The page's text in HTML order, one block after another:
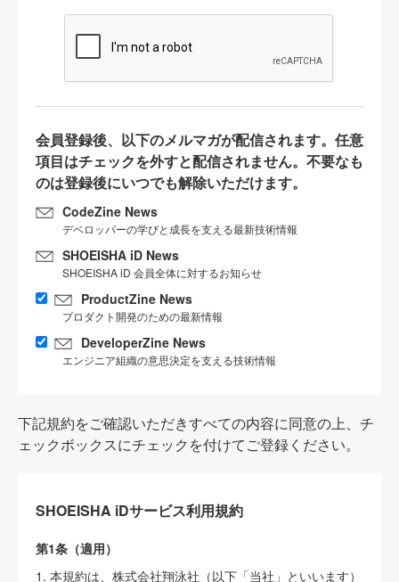
会員登録後、以下のメルマガが配信されます。任意
項目はチェックを外すと配信されません。不要なも
のは登録後にいつでも解除いただけます。
CodeZine News
デベロッパーの学びと成長を支える最新技術情報
SHOEISHA iD News
SHOEISHA iD 会員全体に対するお知らせ
ProductZine News
プロダクト開発のための最新情報
DeveloperZine News
エンジニア組織の意思決定を支える技術情報
下記規約をご確認いただきすべての内容に同意の上、チ
ェックボックスにチェックを付けてご登録ください。
SHOEISHA iDサービス利用規約
第1条（適用）
1. 本規約は、株式会社翔泳社（以下「当社」といいます）